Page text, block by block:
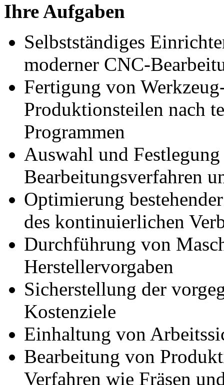
Ihre Aufgaben
Selbstständiges
moderner CNC-
Fertigung von
Produktionsteilen nach
Programmen
Auswahl und
Bearbeitungsverfahren
Optimierung
des kontinuierlichen
Durchführung von
Herstellervorgaben
Sicherstellung der
Kostenziele
Einhaltung von
Bearbeitung von
Verfahren wie Fräsen